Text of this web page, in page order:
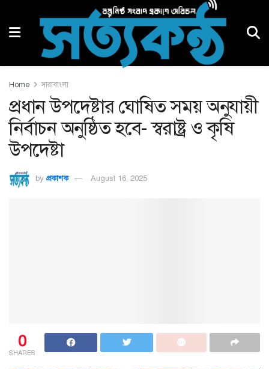
Home সারাবাংলা
প্রধান উপদেষ্টার ঘোষিত সময় অনুযায়ী
নির্বাচন অনুষ্ঠিত হবে- স্বরাষ্ট্র ও কৃষি
উপদেষ্টা
by প্রকাশক August 16, 2025
0
SHARES